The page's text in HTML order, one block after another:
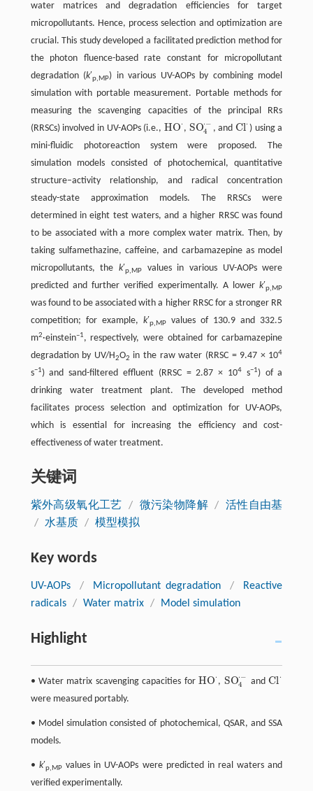
water matrices and degradation efficiencies for target
micropollutants. Hence, process selection and optimization are
crucial. This study developed a facilitated prediction method for
the photon fluence-based rate constant for micropollutant
degradation (k′p,MP) in various UV-AOPs by combining model
simulation with portable measurement. Portable methods for
measuring the scavenging capacities of the principal RRs
(RRSCs) involved in UV-AOPs (i.e.,HO⋅
HO· , SO⋅−
4
SO4· , and Cl⋅
Cl· ) using a
mini-fluidic photoreaction system were proposed. The
simulation models consisted of photochemical, quantitative
structure–activity relationship, and radical concentration
steady-state approximation models. The RRSCs were
determined in eight test waters, and a higher RRSC was found
to be associated with a more complex water matrix. Then, by
taking sulfamethazine, caffeine, and carbamazepine as model
micropollutants, the k′p,MPvalues in various UV-AOPs were
predicted and further verified experimentally. A lowerk′p,MP
was found to be associated with a higher RRSC for a stronger RR
competition; for example, k′p,MPvalues of 130.9 and 332.5
m2·einstein–1, respectively, were obtained for carbamazepine
degradation by UV/H2O2 in the raw water (RRSC = 9.47 × 104
s−1) and sand-filtered effluent (RRSC = 2.87 × 104 s−1) of a
drinking water treatment plant. The developed method
facilitates process selection and optimization for UV-AOPs,
which is essential for increasing the efficiency and cost-
effectiveness of water treatment.
关键词
紫外高级氧化工艺 / 微污染物降解 /
活性自由基
/ 水基质 / 模型模拟
Key words
UV-AOPs / Micropollutant degradation /
Reactive
radicals / Water matrix / Model simulation
Highlight
• Water matrix scavenging capacities forHO⋅
HO· , SO⋅−
4
SO4· andCl⋅
Cl·
were measured portably.
• Model simulation consisted of photochemical, QSAR, and SSA
models.
• k′p,MPvalues in UV-AOPs were predicted in real waters and
verified experimentally.